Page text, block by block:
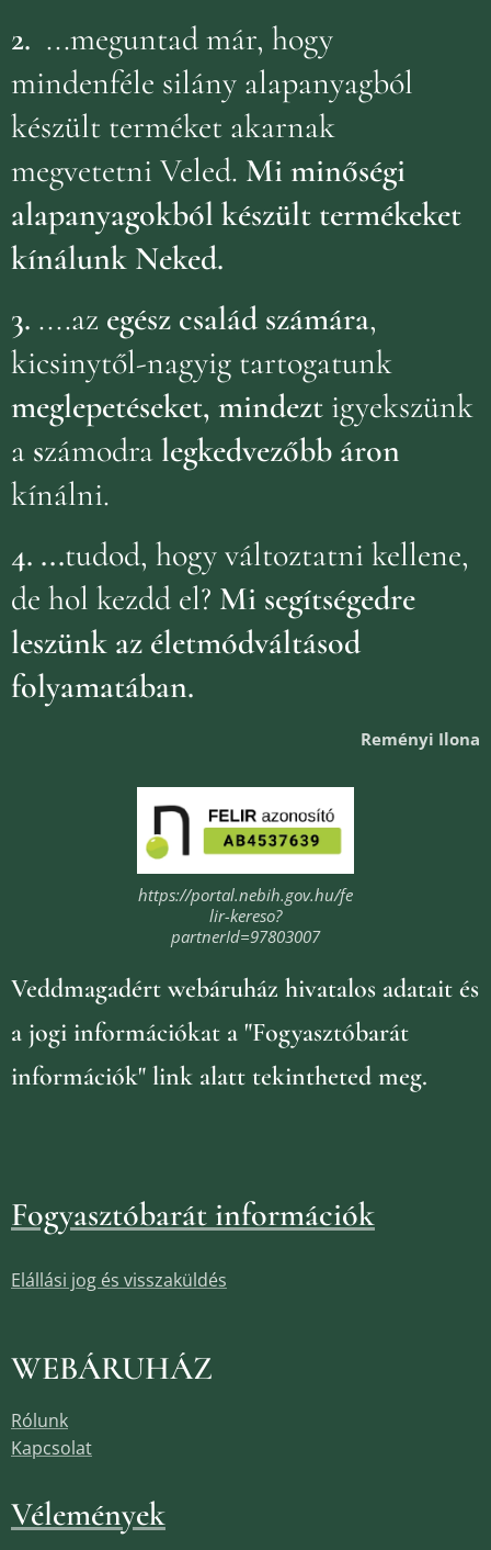
2. ...meguntad már, hogy
mindenféle silány alapanyagból
készült terméket akarnak
megvetetni Veled. Mi minőségi
alapanyagokból készült termékeket
kínálunk Neked.
3. ....az egész család számára,
kicsinytől-nagyig tartogatunk
meglepetéseket, mindezt igyekszünk
a számodralegkedvezőbb áron
kínálni.
4. ...tudod, hogy változtatni kellene,
de hol kezdd el? Mi segítségedre
leszünk az életmódváltásod
folyamatában.
Reményi Ilona
https://portal.nebih.gov.hu/fe
lir-kereso?
partnerId=97803007
Veddmagadért webáruház hivatalos adatait és
a jogi információkat a "Fogyasztóbarát
információk" link alatt tekintheted meg.
Fogyasztóbarát információk
Elállási jog és visszaküldés
WEBÁRUHÁZ
Rólunk
Kapcsolat
Vélemények